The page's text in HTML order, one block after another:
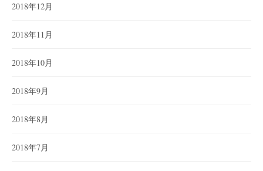
2018年12月
2018年11月
2018年10月
2018年9月
2018年8月
2018年7月